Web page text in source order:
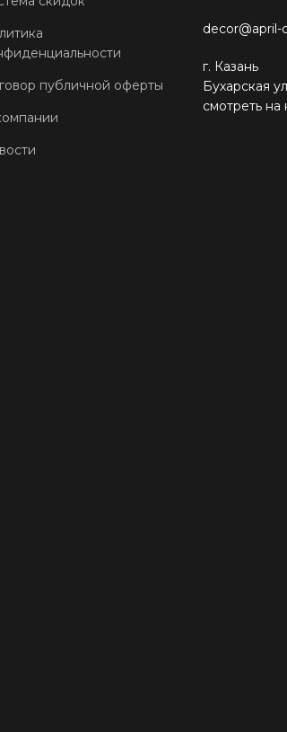
публичной оферты
decor@april-
г. Казань
Бухарская
смотреть на